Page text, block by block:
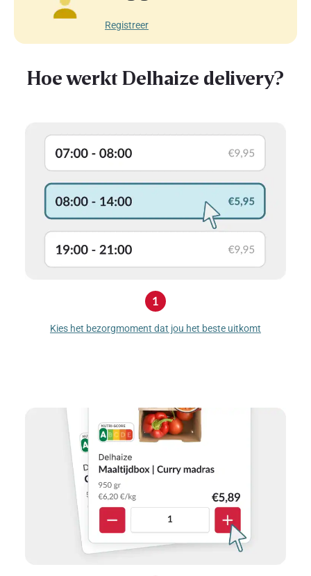
Registreer
Hoe werkt Delhaize delivery?
Kies het bezorgmoment dat jou het beste uitkomt